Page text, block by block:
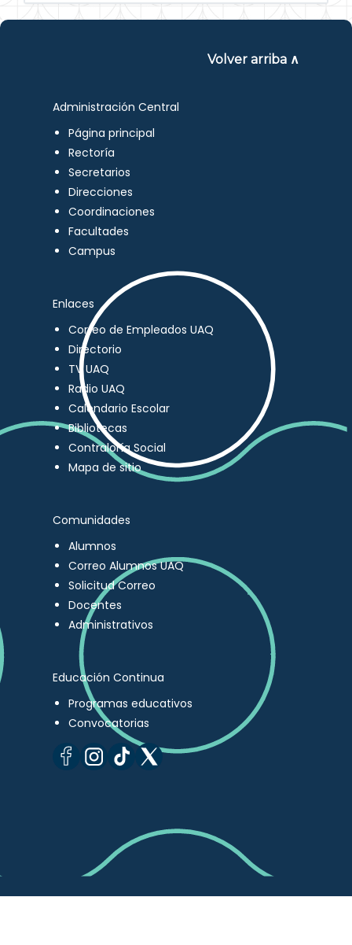
Volver arriba ∧
Administración Central
Página principal
Rectoría
Secretarios
Direcciones
Coordinaciones
Facultades
Campus
Enlaces
Correo de Empleados UAQ
Directorio
TV UAQ
Radio UAQ
Calendario Escolar
Bibliotecas
Contraloría Social
Mapa de sitio
Comunidades
Alumnos
Correo Alumnos UAQ
Solicitud Correo
Docentes
Administrativos
Educación Continua
Programas educativos
Convocatorias